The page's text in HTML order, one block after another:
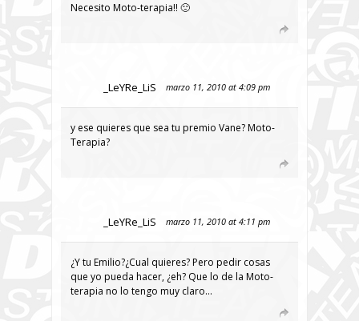
Necesito Moto-terapia!! 🙁
_LeYRe_LiS marzo 11, 2010 at 4:09 pm
y ese quieres que sea tu premio Vane? Moto-
Terapia?
_LeYRe_LiS marzo 11, 2010 at 4:11 pm
¿Y tu Emilio?¿Cual quieres? Pero pedir cosas
que yo pueda hacer, ¿eh? Que lo de la Moto-
terapia no lo tengo muy claro…